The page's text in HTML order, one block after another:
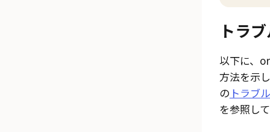
トラ
以下に、
方法を示
の トラブ
を参照し